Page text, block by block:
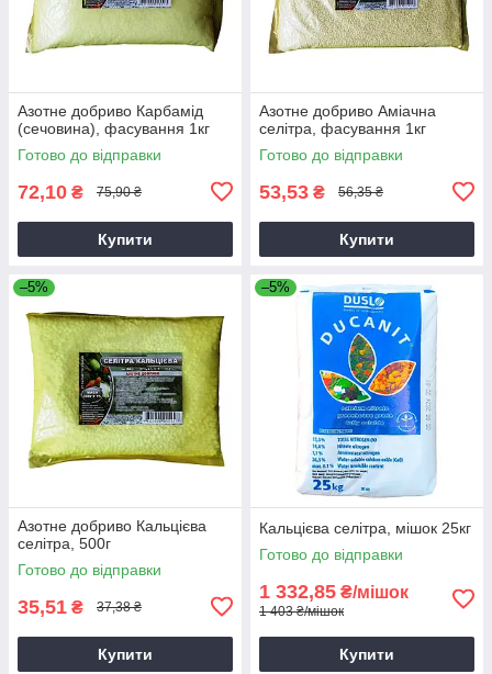
Азотне добриво Карбамід
(сечовина), фасування 1кг
Готово до відправки
72,10 ₴ 75,90 ₴
Купити
Азотне добриво Аміачна
селітра, фасування 1кг
Готово до відправки
53,53 ₴ 56,35 ₴
Купити
–5%
Азотне добриво Кальцієва
селітра, 500г
Готово до відправки
35,51 ₴ 37,38 ₴
Купити
–5%
Кальцієва селітра, мішок 25кг
Готово до відправки
1 332,85 ₴/мішок
1 403 ₴/мішок
Купити